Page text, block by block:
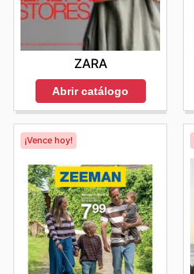
ZARA
Abrir catálogo
¡Vence hoy!